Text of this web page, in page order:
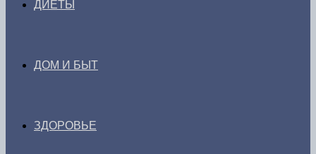
ДИЕТЫ
ДОМ И БЫТ
ЗДОРОВЬЕ